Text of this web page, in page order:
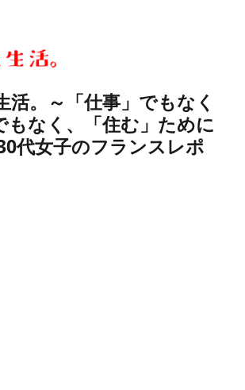
活。～「仕事」でもなく
もなく、「住む」ために
代女子のフランスレポ